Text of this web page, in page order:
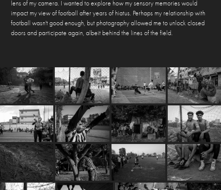
lens of my camera. I wanted to explore how my sensory memories would
impact my view of football after years of hiatus. Perhaps my relationship with
football wasn't good enough, but photography allowed me to unlock closed
doors and participate again, albeit behind the lines of the field.